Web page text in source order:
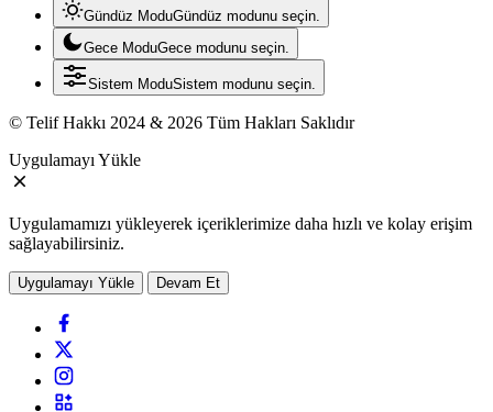
Gündüz ModuGündüz modunu seçin.
Gece ModuGece modunu seçin.
Sistem ModuSistem modunu seçin.
© Telif Hakkı 2024 & 2026 Tüm Hakları Saklıdır
Uygulamayı Yükle
Uygulamamızı yükleyerek içeriklerimize daha hızlı ve kolay erişim
sağlayabilirsiniz.
Uygulamayı Yükle Devam Et